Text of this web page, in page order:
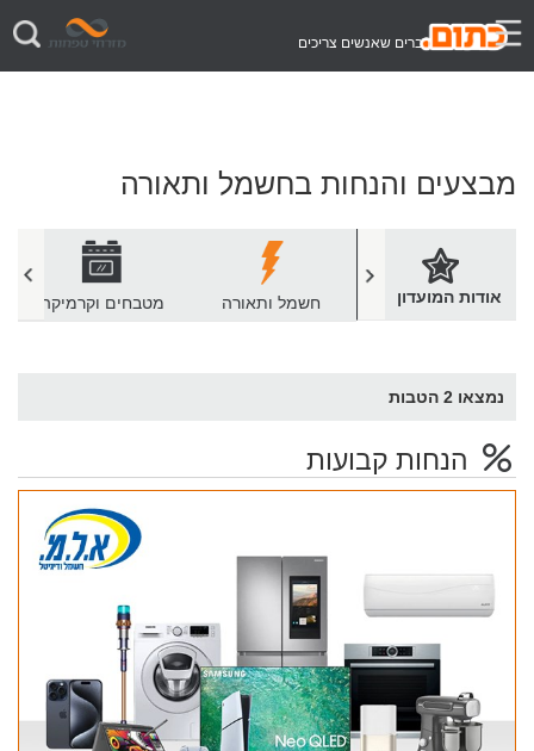
דברים שאנשים צריכים
מבצעים והנחות בחשמל ותאורה
אודות המועדון
לבית ולגן חשמל ותאורה מטבחים וקרמיקה
נמצאו 2 הטבות
הנחות קבועות